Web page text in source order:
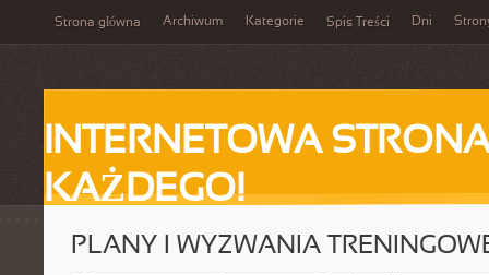
Strona główna Archiwum Kategorie Spis Treści Dni
INTERNETOWA
KAŻDEGO!
PLANY I WYZWANIA